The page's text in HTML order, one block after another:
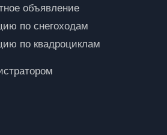
объявление
по снегоходам
по квадроциклам